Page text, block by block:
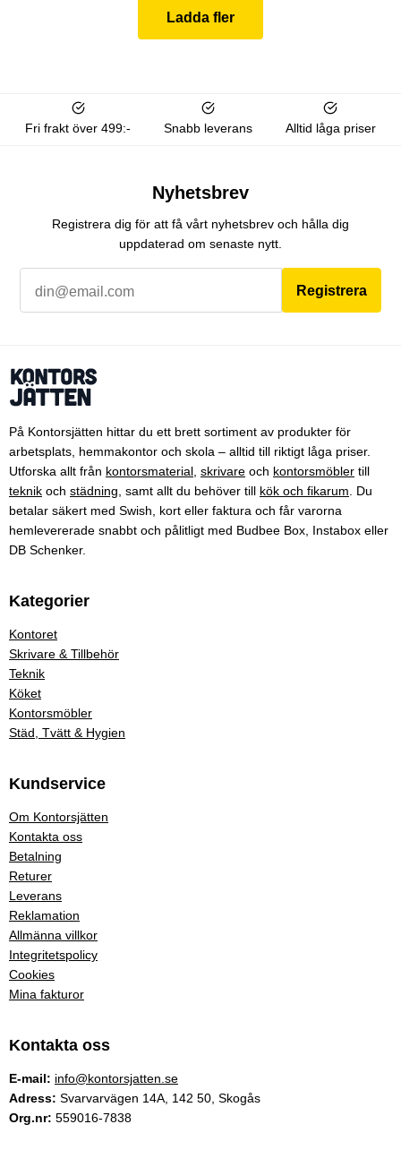
Ladda fler
Fri frakt över 499:- Snabb leverans Alltid låga priser
Nyhetsbrev
Registrera dig för att få vårt nyhetsbrev och hålla dig
uppdaterad om senaste nytt.
Registrera
På Kontorsjätten hittar du ett brett sortiment av produkter för
arbetsplats, hemmakontor och skola – alltid till riktigt låga priser.
Utforska allt från kontorsmaterial skrivare och kontorsmöbler till
teknik och städning , samt allt du behöver till kök och fikarum . Du
betalar säkert med Swish, kort eller faktura och får varorna
hemlevererade snabbt och pålitligt med Budbee Box, Instabox eller
DB Schenker.
Kategorier
Kontoret
Skrivare & Tillbehör
Teknik
Köket
Kontorsmöbler
Städ, Tvätt & Hygien
Kundservice
Om Kontorsjätten
Kontakta oss
Betalning
Returer
Leverans
Reklamation
Allmänna villkor
Integritetspolicy
Cookies
Mina fakturor
Kontakta oss
E-mail: info@kontorsjatten.se
Adress: Svarvarvägen 14A, 142 50, Skogås
Org.nr: 559016-7838